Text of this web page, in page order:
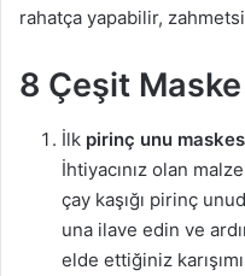
k
rahatça yapabilir,
8 Çeşit
İlk pirinç unu
İhtiyacınız olan
çay kaşığı pirinç
una ilave edin ve
elde ettiğiniz